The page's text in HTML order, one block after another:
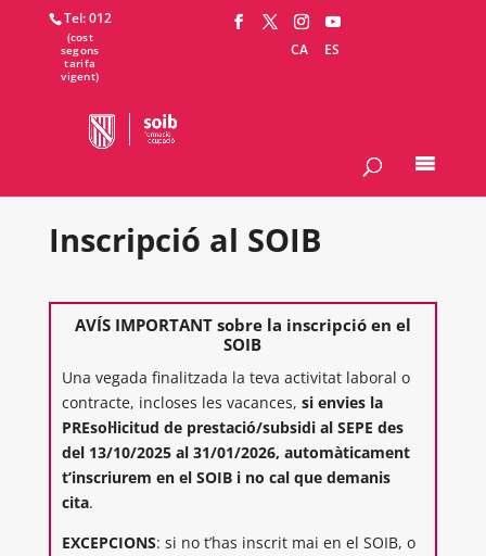
Tel: 012
CA
ES
Inscripció al SOIB
AVÍS IMPORTANT sobre la inscripció en el
SOIB
Una vegada finalitzada la teva activitat laboral o
contracte, incloses les vacances, si envies la
PREsol·licitud de prestació/subsidi al SEPE des
del 13/10/2025 al 31/01/2026, automàticament
t’inscriurem en el SOIB i no cal que demanis
cita.
EXCEPCIONS: si no t’has inscrit mai en el SOIB, o